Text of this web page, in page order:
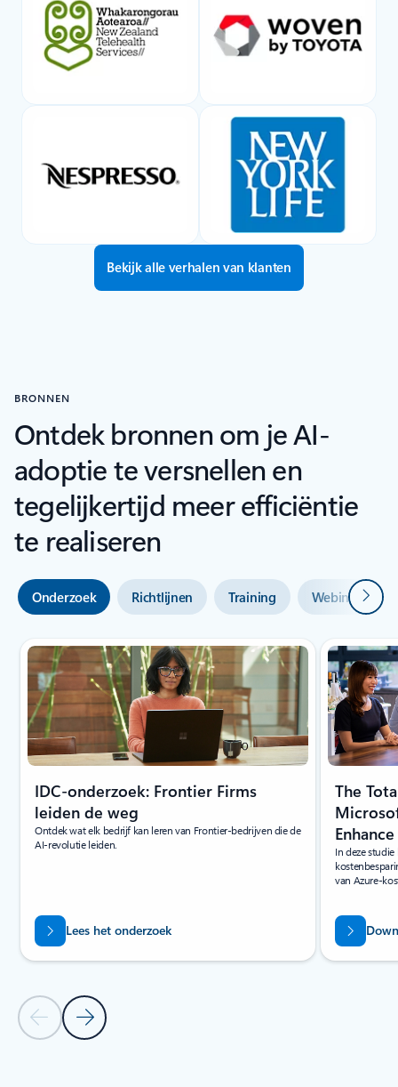
Bekijk alle verhalen van klanten
BRONNEN
Ontdek bronnen om je AI-
adoptie te versnellen en
tegelijkertijd meer efficiëntie
te realiseren
Onderzoek Richtlijnen Training Webinars en
Dia 1 van 2 wordt weergegeven
Vorige diaVolgende dia
IDC-onderzoek: Frontier Firms
leiden de weg
Ontdek wat elk bedrijf kan leren van Frontier-bedrijven die de
AI-revolutie leiden.
Lees het onderzoek
The
In deze
van Azure-